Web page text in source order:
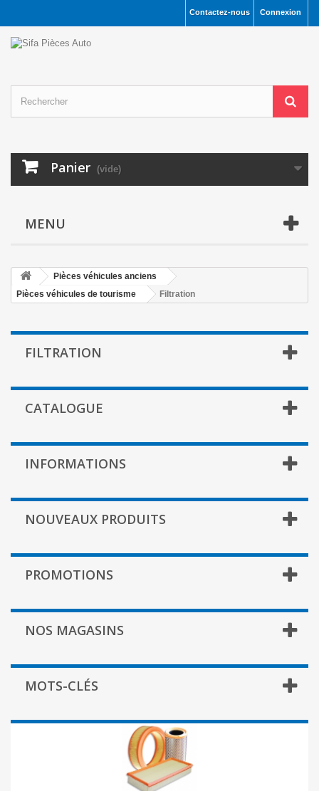
Connexion
Contactez-nous
Panier (vide)
MENU
Pièces véhicules anciens
Pièces véhicules de tourisme
Filtration
FILTRATION
CATALOGUE
INFORMATIONS
NOUVEAUX PRODUITS
PROMOTIONS
NOS MAGASINS
MOTS-CLÉS